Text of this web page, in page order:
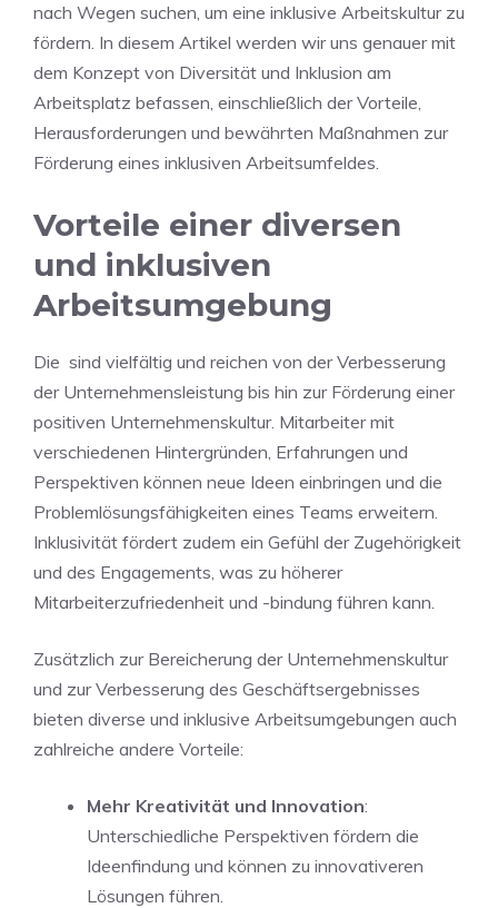
⁢nach Wegen suchen, um eine inklusive Arbeitskultur zu
fördern. In diesem Artikel werden wir uns genauer mit
dem Konzept von Diversität ‌und Inklusion am
Arbeitsplatz befassen, einschließlich der Vorteile,
Herausforderungen und bewährten Maßnahmen zur‍
Förderung eines ⁣inklusiven Arbeitsumfeldes.
Vorteile einer diversen
und inklusiven
Arbeitsumgebung
Die ‌ sind vielfältig und reichen von der Verbesserung
‌der Unternehmensleistung bis hin zur Förderung einer
positiven Unternehmenskultur. Mitarbeiter mit
verschiedenen Hintergründen,⁤ Erfahrungen und
Perspektiven können neue ‌Ideen einbringen und die
‌Problemlösungsfähigkeiten eines​ Teams erweitern.
Inklusivität fördert zudem ein Gefühl ‍der⁤ Zugehörigkeit⁤
und des Engagements, was zu höherer
Mitarbeiterzufriedenheit und -bindung führen kann.
Zusätzlich zur Bereicherung der Unternehmenskultur
und zur Verbesserung des​ Geschäftsergebnisses
‌bieten diverse und inklusive ⁤Arbeitsumgebungen auch
zahlreiche⁣ andere⁢ Vorteile:
Mehr Kreativität⁣ und Innovation:
Unterschiedliche Perspektiven fördern die
Ideenfindung und können zu innovativeren
Lösungen‍ führen.